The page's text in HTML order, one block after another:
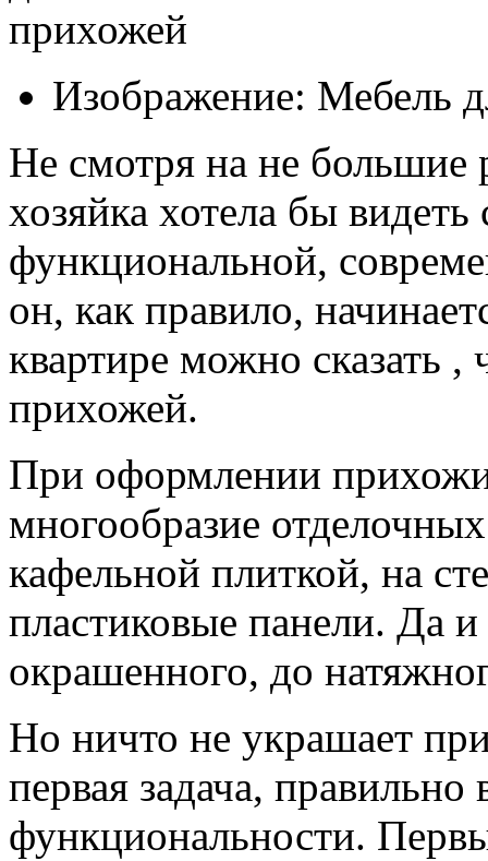
Изображение: Мебель
Не смотря на не
хозяйка хотела бы
функциональной,
он, как правило,
квартире можно сказать ,
прихожей.
При оформлении
многообразие
кафельной плиткой, на
пластиковые панели. Да
окрашенного, до
Но ничто не украшает
первая задача,
функциональности.